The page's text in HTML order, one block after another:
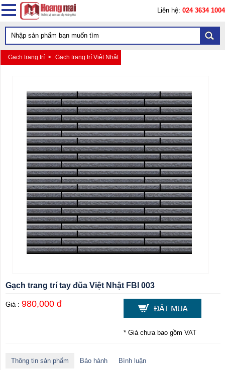
Liên hệ: 024 3634 1004
Gạch trang trí > Gạch trang trí Việt Nhật
Gạch trang trí tay đũa Việt Nhật FBI 003
Giá : 980,000 đ
* Giá chưa bao gồm VAT
Thông tin sản phẩm Bảo hành Bình luận